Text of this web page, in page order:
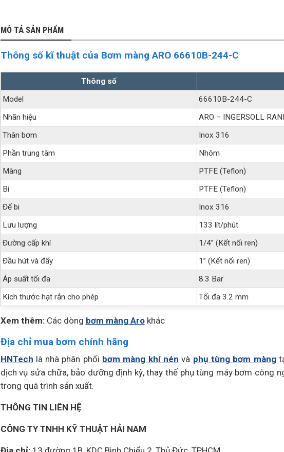
MÔ TẢ SẢN PHẨM
Thông số kĩ thuật của Bơm màng ARO 66610B-244-C
Thông số
Model
66610B-244-C
Nhãn hiệu
ARO – INGERSOLL
Thân bơm
Inox 316
Phần trung tâm
Nhôm
Màng
PTFE (Teflon)
Bi
PTFE (Teflon)
Đế bi
Inox 316
Lưu lượng
133 lít/phút
Đường cấp khí
1/4” (Kết nối ren)
Đầu hút và đẩy
1” (Kết nối ren)
Áp suất tối đa
8.3 Bar
Kích thước hạt rắn cho phép
Tối đa 3.2 mm
Xem thêm:Các dòng bơm màng Arokhác
Địa chỉ mua bơm chính hãng
HNTech là nhà phân phối bơm màng khí nén và phụ tùng bơm màng
dịch vụ sửa chữa, bảo dưỡng định kỳ, thay thế phụ tùng máy bơm công
trong quá trình sản xuất.
THÔNG TIN LIÊN HỆ
CÔNG TY TNHH KỸ THUẬT HẢI NAM